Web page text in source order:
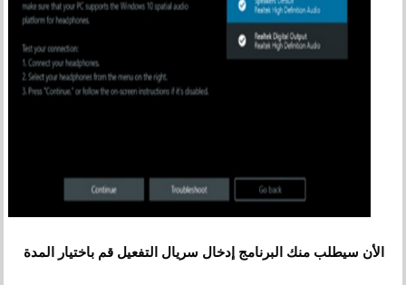
الأن سيطلب منك البرنامج إدخال سريال التفعيل قم باختيار المدة